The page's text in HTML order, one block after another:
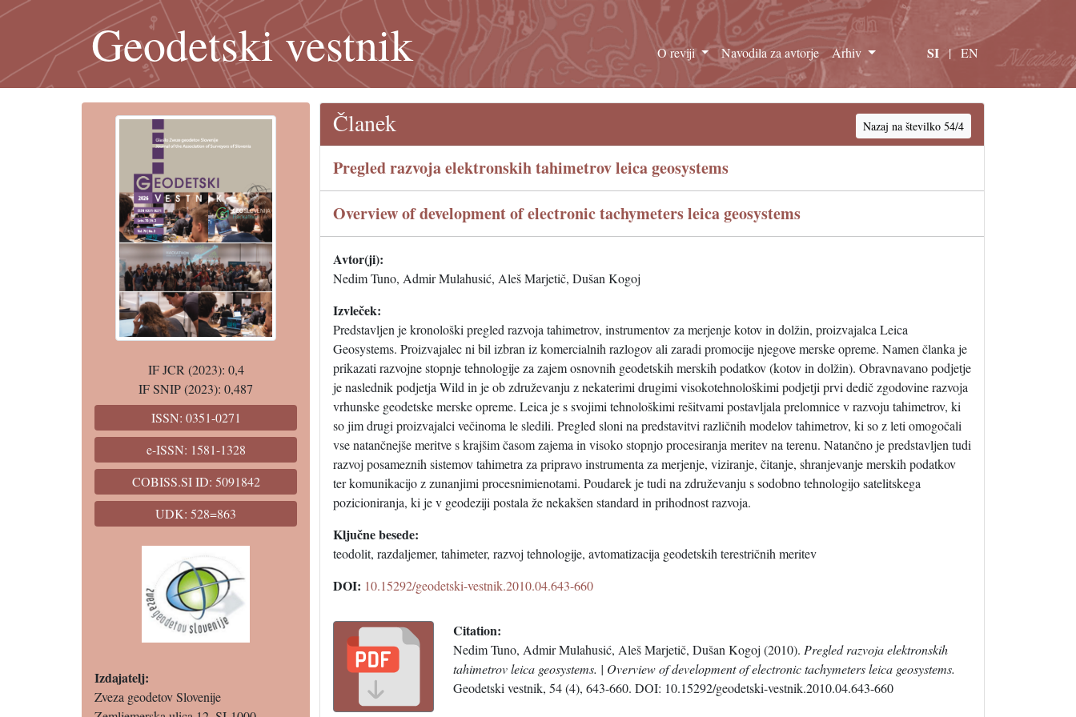
Geodetski vestnik O reviji Navodila za avtorje Arhiv SI | EN
IF JCR (2023): 0,4
IF SNIP (2023): 0,487
ISSN: 0351-0271
e-ISSN: 1581-1328
COBISS.SI ID: 5091842
UDK: 528=863
Izdajatelj:
Zveza geodetov Slovenije
Članek Nazaj na številko 54/4
Pregled razvoja elektronskih tahimetrov leica geosystems
Overview of development of electronic tachymeters leica geosystems
Avtor(ji):
Nedim Tuno, Admir Mulahusić, Aleš Marjetič, Dušan Kogoj
Izvleček:
Predstavljen je kronološki pregled razvoja tahimetrov, instrumentov za merjenje kotov in dolžin, proizvajalca Leica
Geosystems. Proizvajalec ni bil izbran iz komercialnih razlogov ali zaradi promocije njegove merske opreme. Namen članka je
prikazati razvojne stopnje tehnologije za zajem osnovnih geodetskih merskih podatkov (kotov in dolžin). Obravnavano podjetje
je naslednik podjetja Wild in je ob združevanju z nekaterimi drugimi visokotehnološkimi podjetji prvi dedič zgodovine razvoja
vrhunske geodetske merske opreme. Leica je s svojimi tehnološkimi rešitvami postavljala prelomnice v razvoju tahimetrov, ki
so jim drugi proizvajalci večinoma le sledili. Pregled sloni na predstavitvi različnih modelov tahimetrov, ki so z leti omogočali
vse natančnejše meritve s krajšim časom zajema in visoko stopnjo procesiranja meritev na terenu. Natančno je predstavljen tudi
razvoj posameznih sistemov tahimetra za pripravo instrumenta za merjenje, viziranje, čitanje, shranjevanje merskih podatkov
ter komunikacijo z zunanjimi procesnimienotami. Poudarek je tudi na združevanju s sodobno tehnologijo satelitskega
pozicioniranja, ki je v geodeziji postala že nekakšen standard in prihodnost razvoja.
Ključne besede:
teodolit, razdaljemer, tahimeter, razvoj tehnologije, avtomatizacija geodetskih terestričnih meritev
DOI: 10.15292/geodetski-vestnik.2010.04.643-660
Citation:
Nedim Tuno, Admir Mulahusić, Aleš Marjetič, Dušan Kogoj (2010). Pregled razvoja elektronskih
tahimetrov leica geosystems. | Overview of development of electronic tachymeters leica geosystems.
Geodetski vestnik, 54 (4), 643-660. DOI: 10.15292/geodetski-vestnik.2010.04.643-660